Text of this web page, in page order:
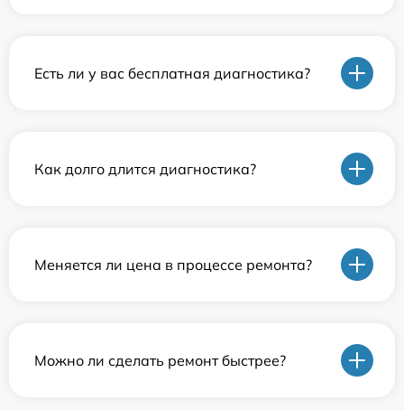
Есть ли у вас бесплатная диагностика?
Как долго длится диагностика?
Меняется ли цена в процессе ремонта?
Можно ли сделать ремонт быстрее?